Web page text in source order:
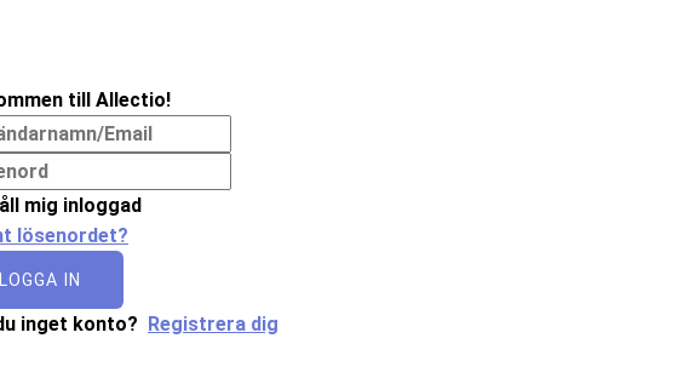
till Allectio!
mig inloggad
lösenordet?
LOGGA IN
inget konto? Registrera dig